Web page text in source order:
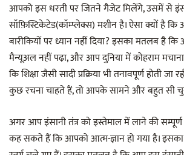
आपको इस धरती पर जितने गैजेट मिलेंगे, उसमें से
सॉफ़िस्टिकेटेड(कॉम्प्लेक्स) मशीन है। ऐसा क्यों है
बारीकियों पर ध्यान नहीं दिया? इसका मतलब है
मैन्यूअल नहीं पढ़ा, और आप दुनिया में कोहराम
कि शिक्षा जैसी सादी प्रक्रिया भी तनावपूर्ण होती
कुछ रचना चाहते हैं, तो आपके सामने और बहुत सी
अगर आप इंसानी तंत्र को इस्तेमाल में लाने की
कह सकते हैं कि आपको आत्म-ज्ञान हो गया है।